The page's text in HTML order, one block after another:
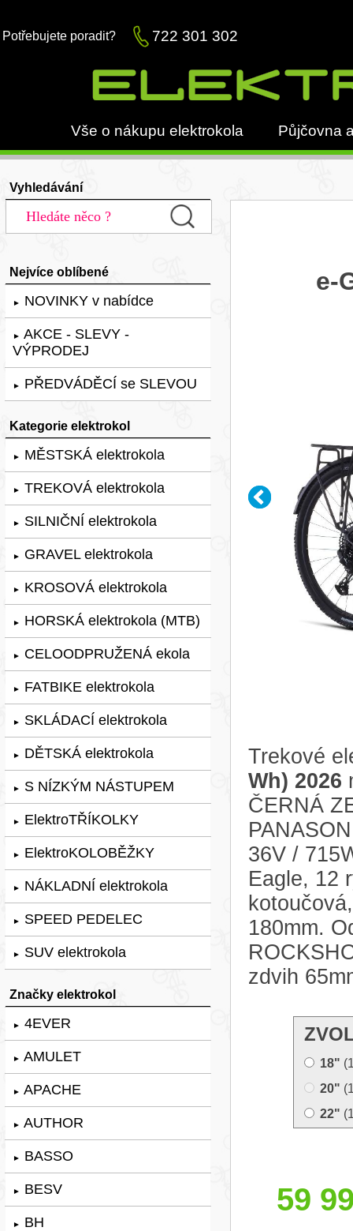
Potřebujete poradit? 722 301 302
Vše o nákupu elektrokola Půjčovna
Vyhledávání
Nejvíce oblíbené
► NOVINKY v nabídce
► AKCE - SLEVY -
VÝPRODEJ
► PŘEDVÁDĚCÍ se SLEVOU
Kategorie elektrokol
► MĚSTSKÁ elektrokola
► TREKOVÁ elektrokola
► SILNIČNÍ elektrokola
► GRAVEL elektrokola
► KROSOVÁ elektrokola
► HORSKÁ elektrokola (MTB)
► CELOODPRUŽENÁ ekola
► FATBIKE elektrokola
► SKLÁDACÍ elektrokola
► DĚTSKÁ elektrokola
► S NÍZKÝM NÁSTUPEM
► ElektroTŘÍKOLKY
► ElektroKOLOBĚŽKY
► NÁKLADNÍ elektrokola
► SPEED PEDELEC
► SUV elektrokola
Značky elektrokol
► 4EVER
► AMULET
► APACHE
► AUTHOR
► BASSO
► BESV
► BH
e-
Trekové
Wh) 2026
ČERNÁ
36V /
Eagle, 12
180mm.
zdvih
18"
20"
22"
59